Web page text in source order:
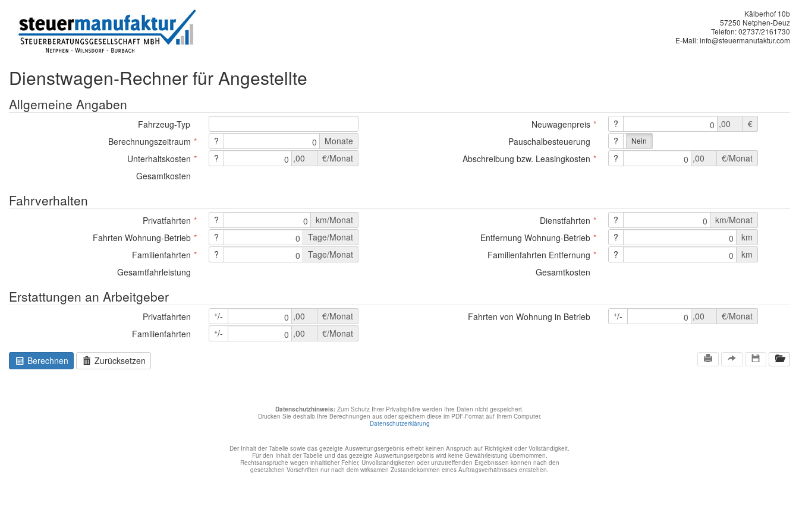
Kälberhof 10b
57250 Netphen-Deuz
Telefon: 02737/2161730
E-Mail: info@steuermanufaktur.com
Dienstwagen-Rechner für Angestellte
Allgemeine Angaben
Fahrzeug-Typ Neuwagenpreis ? 0 ,00
€
Berechnungszeitraum
? 0 Monate Pauschalbesteuerung ? Nein
Unterhaltskosten ? 0 ,00 €/Monat Abschreibung bzw. Leasingkosten ? 0 ,00
€/Monat
Gesamtkosten
Fahrverhalten
Privatfahrten ? 0 km/Monat Dienstfahrten ? 0
km/Monat
Fahrten Wohnung-Betrieb
? 0 Tage/Monat Entfernung Wohnung-Betrieb ? 0
km
Familienfahrten
? 0 Tage/Monat Familienfahrten Entfernung ? 0
km
Gesamtfahrleistung
Gesamtkosten
Erstattungen an Arbeitgeber
Privatfahrten +/- 0 ,00 €/Monat Fahrten von Wohnung in Betrieb +/- 0 ,00
€/Monat
Familienfahrten
+/- 0 ,00 €/Monat
Berechnen Zurücksetzen
Datenschutzhinweis: Zum Schutz Ihrer Privatsphäre werden Ihre Daten nicht gespeichert.
Drucken Sie deshalb Ihre Berechnungen aus oder speichern diese im PDF-Format auf Ihrem Computer.
Datenschutzerklärung
Der Inhalt der Tabelle sowie das gezeigte Auswertungsergebnis erhebt keinen Anspruch auf Richtigkeit oder Vollständigkeit.
Für den Inhalt der Tabelle und das gezeigte Auswertungsergebnis wird keine Gewährleistung übernommen.
Rechtsansprüche wegen inhaltlicher Fehler, Unvollständigkeiten oder unzutreffenden Ergebnissen können nach den
gesetzlichen Vorschriften nur nach dem wirksamen Zustandekommen eines Auftragsverhältnisses entstehen.